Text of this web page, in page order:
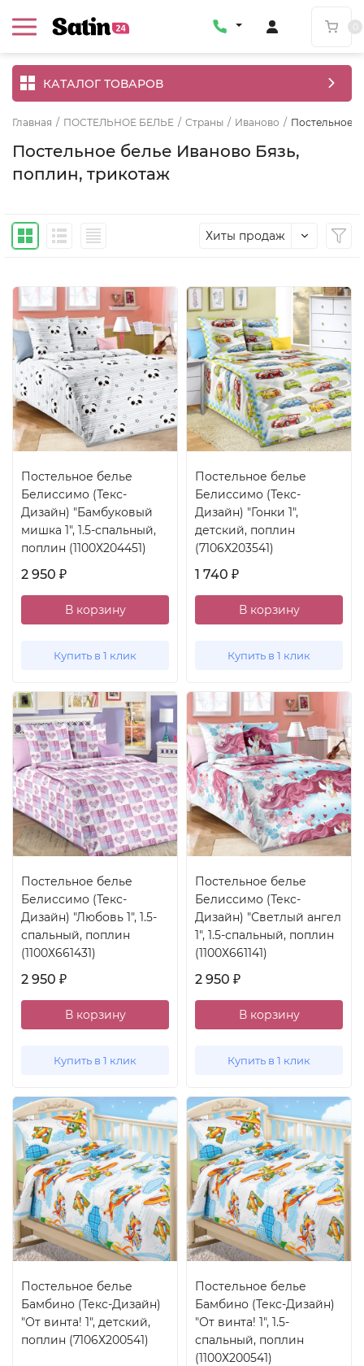
КАТАЛОГ ТОВАРОВ
Главная / ПОСТЕЛЬНОЕ БЕЛЬЕ / Страны / Иваново / Постельное
Постельное белье Иваново Бязь,
поплин, трикотаж
Хиты продаж
Постельное белье
Белиссимо (Текс-
Дизайн) "Бамбуковый
мишка 1", 1.5-спальный,
поплин (1100Х204451)
2 950 ₽
В корзину
Купить в 1 клик
Постельное белье
Белиссимо (Текс-
Дизайн) "Гонки 1",
детский, поплин
(7106Х203541)
1 740 ₽
В корзину
Купить в 1 клик
Постельное белье
Белиссимо (Текс-
Дизайн) "Любовь 1", 1.5-
спальный, поплин
(1100Х661431)
2 950 ₽
В корзину
Купить в 1 клик
Постельное белье
Белиссимо (Текс-
Дизайн) "Светлый ангел
1", 1.5-спальный, поплин
(1100Х661141)
2 950 ₽
В корзину
Купить в 1 клик
Постельное белье
Бамбино (Текс-Дизайн)
"От винта! 1", детский,
поплин (7106Х200541)
Постельное белье
Бамбино (Текс-Дизайн)
"От винта! 1", 1.5-
спальный, поплин
(1100Х200541)